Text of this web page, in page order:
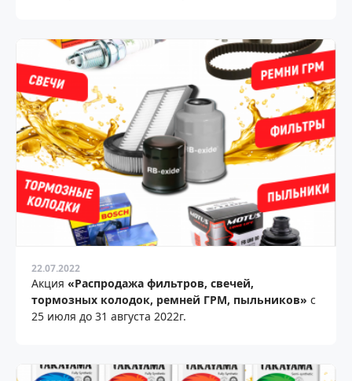
22.07.2022
Акция «Распродажа фильтров, свечей,
тормозных колодок, ремней ГРМ, пыльников» с
25 июля до 31 августа 2022г.